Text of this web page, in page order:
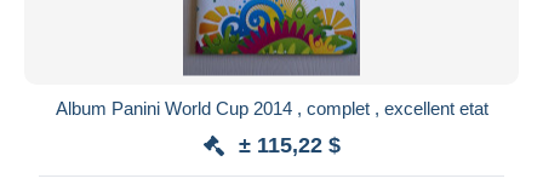
Mastercard
Bancontact
Album Panini World Cup 2014 , complet , excellent etat
± 115,22 $